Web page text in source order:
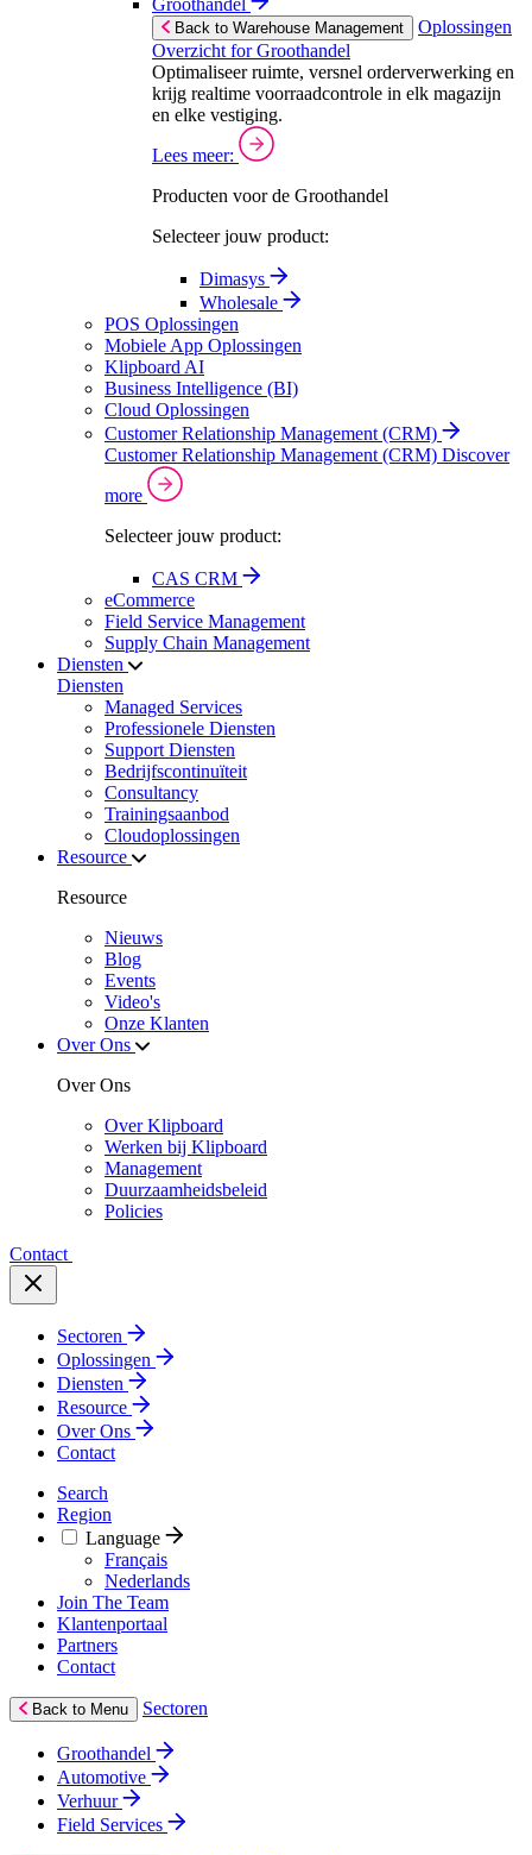
Groothandel
Back to Warehouse Management
Oplossingen
Overzicht for Groothandel
Optimaliseer ruimte, versnel orderverwerking en
krijg realtime voorraadcontrole in elk magazijn
en elke vestiging.
Lees meer:
Producten voor de Groothandel
Selecteer jouw product:
Dimasys
Wholesale
POS Oplossingen
Mobiele App Oplossingen
Klipboard AI
Business Intelligence (BI)
Cloud Oplossingen
Customer Relationship Management (CRM)
Customer Relationship Management (CRM) Discover
more
Selecteer jouw product:
CAS CRM
eCommerce
Field Service Management
Supply Chain Management
Diensten
Diensten
Managed Services
Professionele Diensten
Support Diensten
Bedrijfscontinuïteit
Consultancy
Trainingsaanbod
Cloudoplossingen
Resource
Resource
Nieuws
Blog
Events
Video's
Onze Klanten
Over Ons
Over Ons
Over Klipboard
Werken bij Klipboard
Management
Duurzaamheidsbeleid
Policies
Contact
Sectoren
Oplossingen
Diensten
Resource
Over Ons
Contact
Search
Region
Language
Français
Nederlands
Join The Team
Klantenportaal
Partners
Contact
Back to Menu Sectoren
Groothandel
Automotive
Verhuur
Field Services